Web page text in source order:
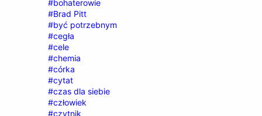
#bohaterowie
#Brad Pitt
#być potrzebnym
#cegła
#cele
#chemia
#córka
#cytat
#czas dla siebie
#człowiek
#czytnik